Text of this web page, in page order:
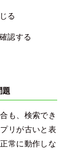
る
認する
題
も、検索でき
リが古いと表
常に動作しな